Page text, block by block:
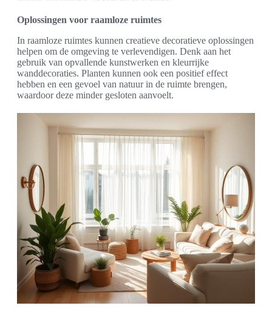
Oplossingen voor raamloze ruimtes
In raamloze ruimtes kunnen creatieve decoratieve oplossingen
helpen om de omgeving te verlevendigen. Denk aan het
gebruik van opvallende kunstwerken en kleurrijke
wanddecoraties. Planten kunnen ook een positief effect
hebben en een gevoel van natuur in de ruimte brengen,
waardoor deze minder gesloten aanvoelt.